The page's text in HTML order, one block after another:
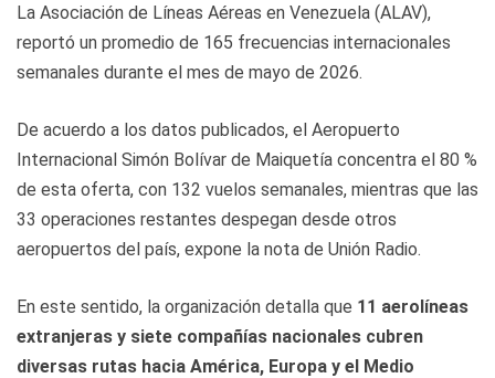
La Asociación de Líneas Aéreas en Venezuela (ALAV),
reportó un promedio de 165 frecuencias internacionales
semanales durante el mes de mayo de 2026.
De acuerdo a los datos publicados, el Aeropuerto
Internacional Simón Bolívar de Maiquetía concentra el 80 %
de esta oferta, con 132 vuelos semanales, mientras que las
33 operaciones restantes despegan desde otros
aeropuertos del país, expone la nota de Unión Radio.
En este sentido, la organización detalla que 11 aerolíneas
extranjeras y siete compañías nacionales cubren
diversas rutas hacia América, Europa y el Medio